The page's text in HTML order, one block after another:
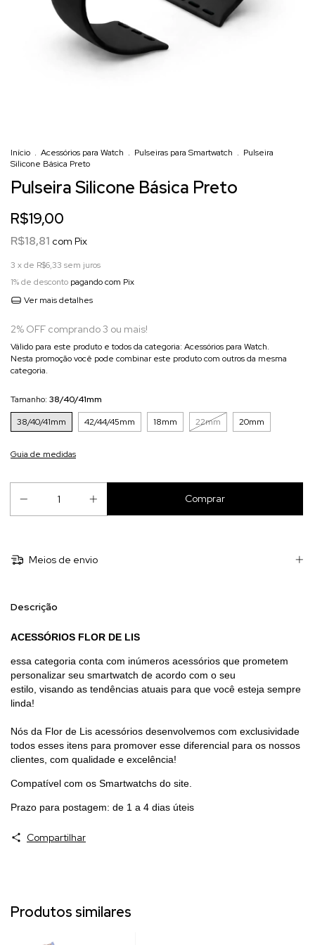
Início . Acessórios para Watch . Pulseiras para Smartwatch . Pulseira
Silicone Básica Preto
Pulseira Silicone Básica Preto
R$19,00
R$18,81 com Pix
3 x de R$6,33 sem juros
1% de desconto pagando com Pix
Ver mais detalhes
2% OFF comprando 3 ou mais!
Válido para este produto e todos da categoria: Acessórios para Watch.
Nesta promoção você pode combinar este produto com outros da mesma
categoria.
Tamanho: 38/40/41mm
38/40/41mm
42/44/45mm 18mm 22mm 20mm
Guia de medidas
Meios de envio
Descrição
ACESSÓRIOS FLOR DE LIS
essa categoria conta com inúmeros acessórios que prometem
personalizar seu smartwatch de acordo com o seu
estilo, visando as tendências atuais para que você esteja sempre
linda!
Nós da Flor de Lis acessórios desenvolvemos com exclusividade
todos esses itens para promover esse diferencial para os nossos
clientes, com qualidade e excelência!
Compatível com os Smartwatchs do site.
Prazo para postagem: de 1 a 4 dias úteis
Compartilhar
Produtos similares